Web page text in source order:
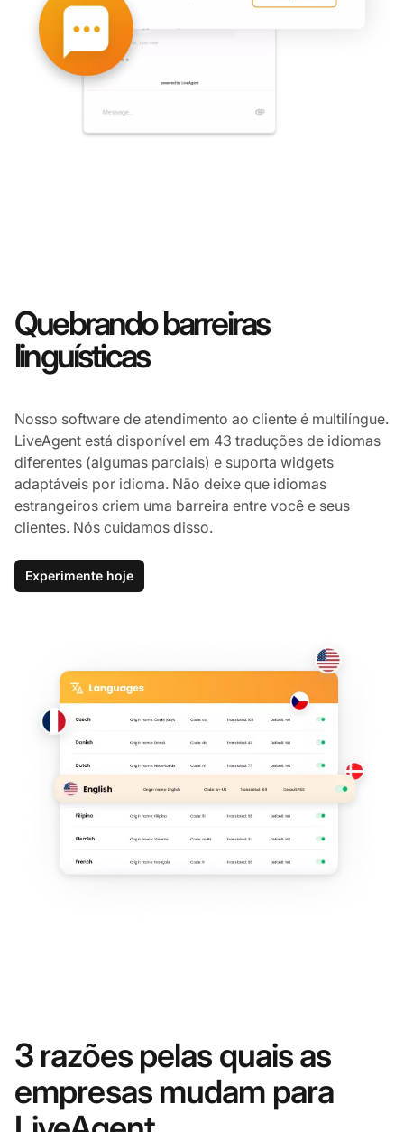
Quebrando barreiras
linguísticas
Nosso software de atendimento ao cliente é multilíngue.
LiveAgent está disponível em 43 traduções de idiomas
diferentes (algumas parciais) e suporta widgets
adaptáveis por idioma. Não deixe que idiomas
estrangeiros criem uma barreira entre você e seus
clientes. Nós cuidamos disso.
Experimente hoje
3 razões pelas quais as
empresas mudam para